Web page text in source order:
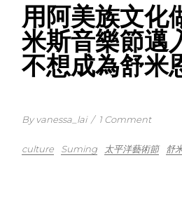
用阿美族文化
米斯音樂節邁
不想成為舒米
By vanessa_lai / 1 Comment
culture Suming 太平洋藝術節 舒